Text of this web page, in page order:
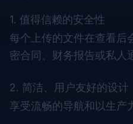
1. 值得信赖的安全性
每个上传的文件在查看后
密合同、财务报告或私人
2. 简洁、用户友好的设计
享受流畅的导航和以生产